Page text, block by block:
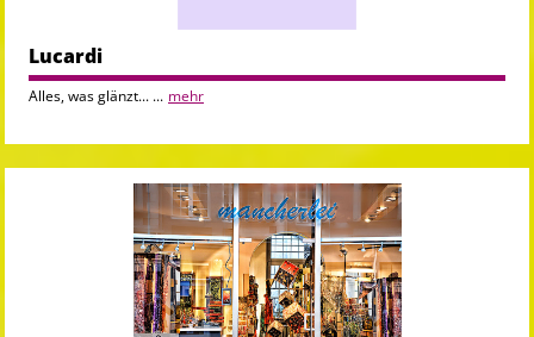
Lucardi
Alles, was glänzt... ... mehr